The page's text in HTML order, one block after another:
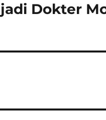
Dokter